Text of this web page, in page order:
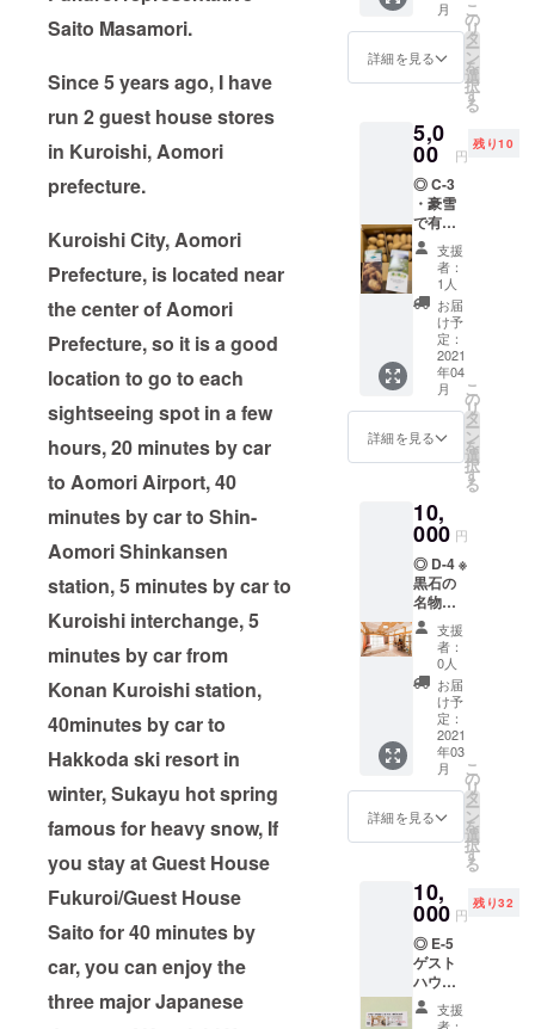
Saito Masamori.
Since 5 years ago, I have
run 2 guest house stores
in Kuroishi, Aomori
prefecture.
Kuroishi City, Aomori
Prefecture, is located near
the center of Aomori
Prefecture, so it is a good
location to go to each
sightseeing spot in a few
hours, 20 minutes by car
to Aomori Airport, 40
minutes by car to Shin-
Aomori Shinkansen
station, 5 minutes by car to
Kuroishi interchange, 5
minutes by car from
Konan Kuroishi station,
40minutes by car to
Hakkoda ski resort in
winter, Sukayu hot spring
famous for heavy snow, If
you stay at Guest House
Fukuroi/Guest House
Saito for 40 minutes by
car, you can enjoy the
three major Japanese
メール
アドレ
スに、
ら、お
礼の
メール
と、動
画をお
送りさ
せてい
ただき
ます。
（内
容 1
箱 3キ
ロ） 有
限会社
スガー
デンさ
んの
ホーム
ページ
より抜
粋 雪室
じゃが
いもと
の出会
い 雪国
の農業
者に
とって
常に悩
みの種
である
て、
様々な
可能性
を模索
する
中、私
が出
会った
のがこ
の雪室
じゃが
いもで
した。
村の仲
間が自
家用に
雪に埋
せて頂
いた時
の感動
は今も
忘れら
れませ
ん。 余
月
詳細を見る
こ
の
リ
タ
ー
ン
を
選
択
す
る
5,0
00 円
残り10
◎ C-3
・豪雪
で有名
な酸ヶ
湯温泉
近く、
沖揚平
の雪室
じゃが
いも
（内
容 2
箱 3キ
ロ×2=6
キロ）
有限会
タス
ガーデ
ンさん
のホー
ムペー
ジより
抜粋 雪
室じゃ
がいも
との出
会い 雪
国の農
業者に
とって
常に悩
みの種
である
て、
様々な
可能性
を模索
する
中、私
が出
会った
支援
者：
1人
お届
け予
定：
2021
年04
月
詳細を見る
こ
の
リ
タ
ー
ン
を
選
択
す
る
10,
000 円
◎ D-4 ※
黒石の
名物料
理等の
メッ
セージ
を送り
ます。
・ B1
グラン
プリに
出た、
つゆ焼
きそば
・ け
・ 貝焼
きみそ
等・・
・
支援
者：
0人
お届
け予
定：
2021
年03
月
詳細を見る
こ
の
リ
タ
ー
ン
を
選
択
す
る
10,
000 円
残り32
◎ E-5
ゲスト
ハウス
袋井の3
泊4日宿
支援